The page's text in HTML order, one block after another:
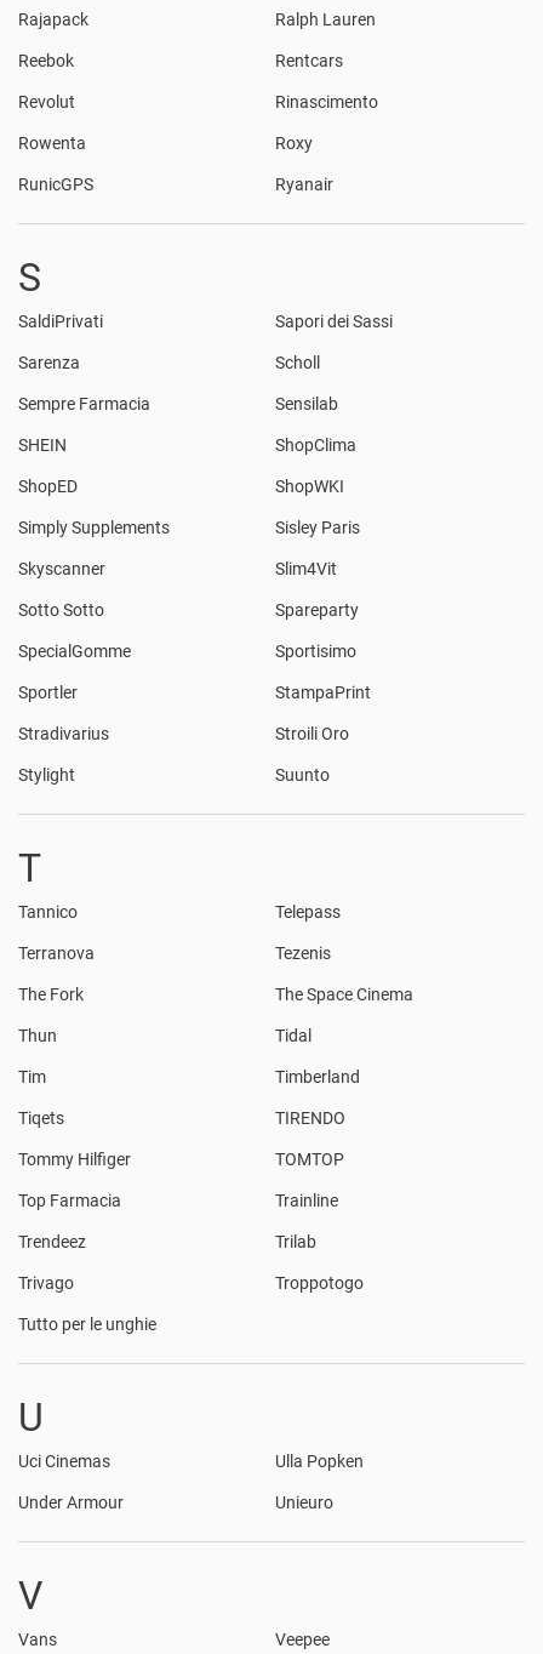
Rajapack Ralph Lauren
Reebok Rentcars
Revolut Rinascimento
Rowenta Roxy
RunicGPS Ryanair
S
SaldiPrivati Sapori dei Sassi
Sarenza Scholl
Sempre Farmacia Sensilab
SHEIN ShopClima
ShopED ShopWKI
Simply Supplements Sisley Paris
Skyscanner Slim4Vit
Sotto Sotto Spareparty
SpecialGomme Sportisimo
Sportler StampaPrint
Stradivarius Stroili Oro
Stylight Suunto
T
Tannico Telepass
Terranova Tezenis
The Fork The Space Cinema
Thun Tidal
Tim Timberland
Tiqets TIRENDO
Tommy Hilfiger TOMTOP
Top Farmacia Trainline
Trendeez Trilab
Trivago Troppotogo
Tutto per le unghie
U
Uci Cinemas Ulla Popken
Under Armour Unieuro
V
Vans Veepee